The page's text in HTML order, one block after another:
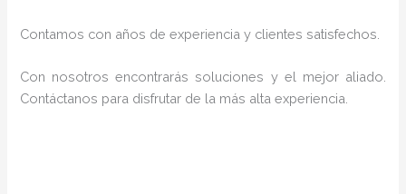
Contamos con años de experiencia y clientes satisfechos.
Con nosotros encontrarás soluciones y el mejor aliado.
Contáctanos para disfrutar de la más alta experiencia.